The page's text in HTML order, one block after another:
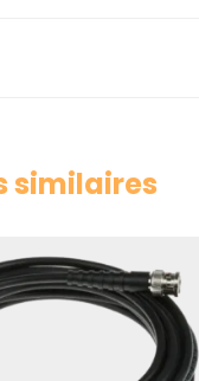
similaires